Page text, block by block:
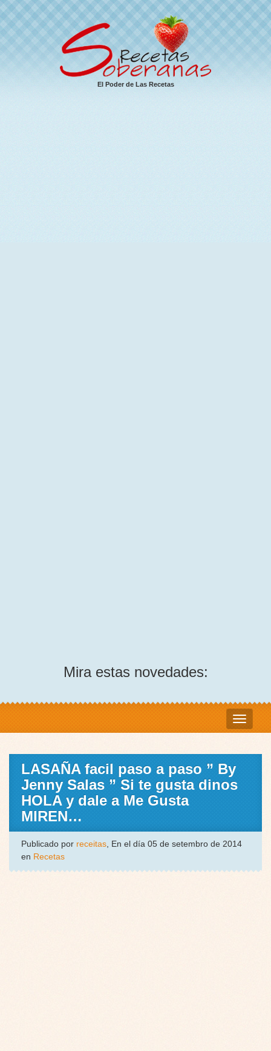
El Poder de Las Recetas
Mira estas novedades:
LASAÑA facil paso a paso ” By
Jenny Salas ” Si te gusta dinos
HOLA y dale a Me Gusta
MIREN…
Publicado por receitas, En el día 05 de setembro de 2014
en Recetas